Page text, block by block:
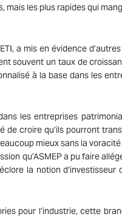
mais les plus rapides qui
a mis en évidence
souvent un taux de
à la base dans les
les entreprises
de croire qu’ils pourront
mieux sans la
qu’ASMEP a pu faire
la notion d’investisseur
pour l’industrie, cette